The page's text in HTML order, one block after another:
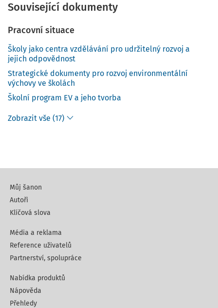
Související dokumenty
Pracovní situace
Školy jako centra vzdělávání pro udržitelný rozvoj a
jejich odpovědnost
Strategické dokumenty pro rozvoj environmentální
výchovy ve školách
Školní program EV a jeho tvorba
Zobrazit vše (17)
Můj šanon
Autoři
Klíčová slova
Média a reklama
Reference uživatelů
Partnerství, spolupráce
Nabídka produktů
Nápověda
Přehledy